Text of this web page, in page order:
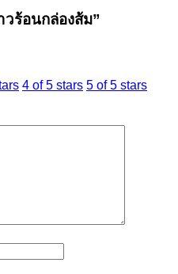
ร้อนกล่องส้ม”
4 of 5 stars 5 of 5 stars